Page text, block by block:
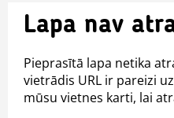
Lapa nav
Pieprasītā lapa netika
vietrādis URL ir pareizi
mūsu vietnes karti, lai